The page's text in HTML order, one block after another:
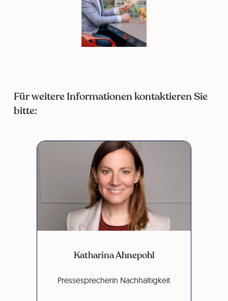
Für weitere Informationen kontaktieren Sie
bitte:
Katharina Ahnepohl
Pressesprecherin Nachhaltigkeit